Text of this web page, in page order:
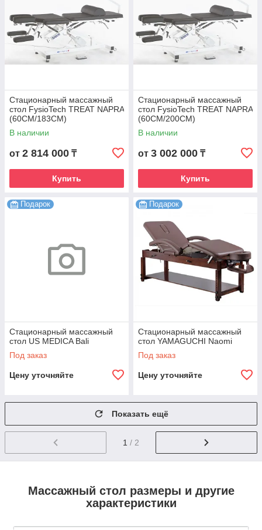
Стационарный массажный
стол FysioTech TREAT NAPRA
(60CM/183CM)
В наличии
от 2 814 000 ₸
Купить
Стационарный массажный
стол FysioTech TREAT NAPRA
(60CM/200CM)
В наличии
от 3 002 000 ₸
Купить
Подарок
Стационарный массажный
стол US MEDICA Bali
Под заказ
Цену уточняйте
Подарок
Стационарный массажный
стол YAMAGUCHI Naomi
Под заказ
Цену уточняйте
Показать ещё
1 / 2
Массажный стол размеры и другие
характеристики